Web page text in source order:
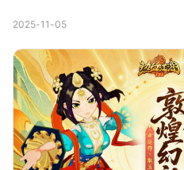
2025-11-05